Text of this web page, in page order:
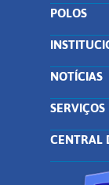
POLOS
NOTÍCIAS
SERVIÇOS
CENTRAL